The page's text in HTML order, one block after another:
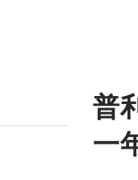
普
一